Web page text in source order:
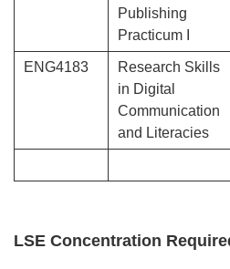
Publishing
Practicum I
ENG4183
Research Skills
in Digital
Communication
and Literacies
LSE Concentration